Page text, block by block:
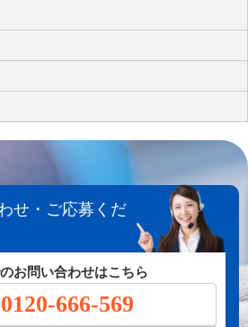
せ・ご応募くだ
お問い合わせはこちら
0120-666-569